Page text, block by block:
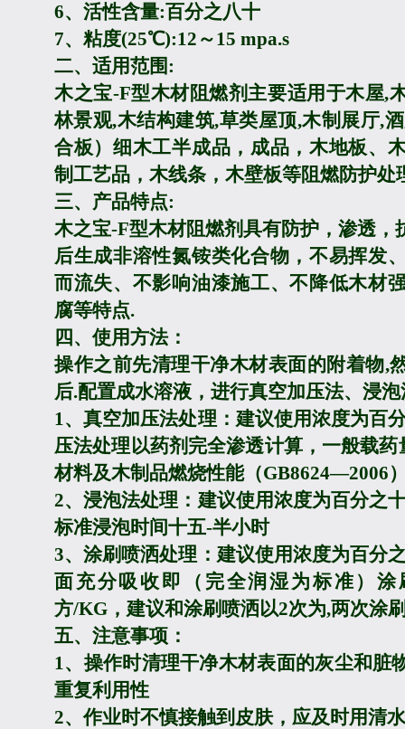
6、活性含量:百分之八十
7、粘度(25℃):12 ～15 mpa.s
二、适用范围:
木之宝-F型木材阻燃剂主要适用于木屋,
林景观,木结构建筑,草类屋顶,木制展厅,
合板）细木工半成品，成品，木地板、
制工艺品，木线条，木壁板等阻燃防护处
三、产品特点:
木之宝-F型木材阻燃剂具有防护，渗透，
后生成非溶性氮铵类化合物，不易挥发
而流失、不影响油漆施工、不降低木材
腐等特点.
四、使用方法：
操作之前先清理干净木材表面的附着物,
后.配置成水溶液，进行真空加压法、浸
1、真空加压法处理：建议使用浓度为百
压法处理以药剂完全渗透计算，一般载药
材料及木制品燃烧性能（GB8624—2006
2、浸泡法处理：建议使用浓度为百分之
标准浸泡时间十五-半小时
3、涂刷喷洒处理：建议使用浓度为百分
面充分吸收即（完全润湿为标准）涂
方/KG ，建议和涂刷喷洒以2次为,两次涂
五、注意事项：
1、操作时清理干净木材表面的灰尘和脏
重复利用性
2、作业时不慎接触到皮肤，应及时用清